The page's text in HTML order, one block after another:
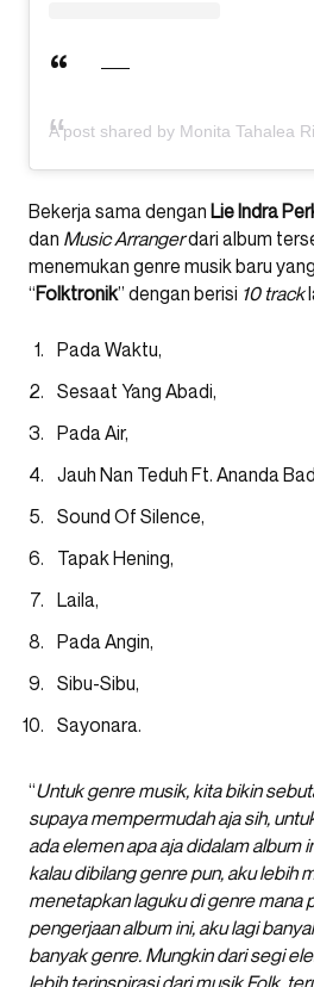
A post shared by Monita Tahalea
Bekerja sama dengan Lie Indra
dan Music Arrangerdari album
menemukan genre musik baru
“Folktronik” dengan berisi 10 track
Pada Waktu,
Sesaat Yang Abadi,
Pada Air,
Jauh Nan Teduh Ft. Ananda
Sound Of Silence,
Tapak Hening,
Laila,
Pada Angin,
Sibu-Sibu,
Sayonara.
“Untuk genre musik, kita bikin
supaya mempermudah aja sih,
ada elemen apa aja didalam album
kalau dibilang genre pun, aku lebih
menetapkan laguku di genre mana
pengerjaan album ini, aku lagi
banyak genre. Mungkin dari segi